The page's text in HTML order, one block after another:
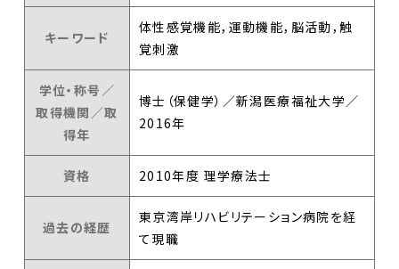
キーワード
体性感覚機能，運動機能，脳活動，触
覚刺激
学位・称号／
取得機関／取
得年
博士（保健学）／新潟医療福祉大学／
2016年
資格 2010年度 理学療法士
過去の経歴
東京湾岸リハビリテーション病院を経
て現職